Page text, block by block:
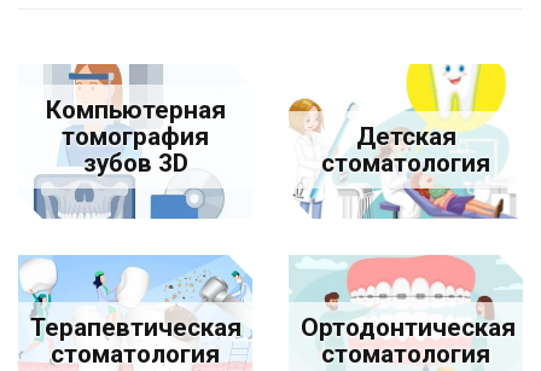
Компьютерная
томография
зубов 3D
Детская
стоматология
Терапевтическая
стоматология
Ортодонтическая
стоматология